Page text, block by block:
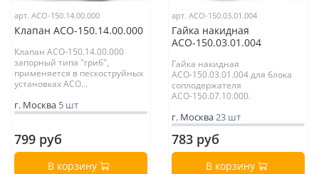
арт. АСО-150.14.00.000
Клапан АСО-150.14.00.000
Клапан АСО-150.14.00.000
запорный типа "гриб",
применяется в пескоструйных
установках АСО...
г. Москва 5 шт
799 руб
В корзину
арт. АСО-150.03.01.004
Гайка накидная
АСО-150.03.01.004
Гайка накидная
АСО-150.03.01.004 для блока
соплодержателя
АСО-150.07.10.000.
г. Москва23 шт
783 руб
В корзину